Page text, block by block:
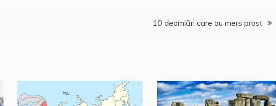
10 deomlări care au mers prost